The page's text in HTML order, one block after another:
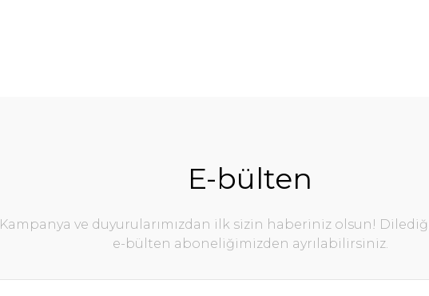
E-bülten
Kampanya ve duyurularımızdan ilk sizin haberiniz olsun!
e-bülten aboneliğimizden ayrılabilirsiniz.